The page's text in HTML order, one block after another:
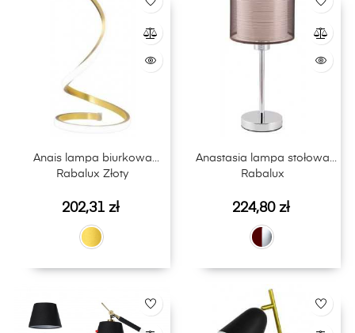
Anais lampa biurkowa
Rabalux Złoty
Cena
202,31 zł
Anastasia lampa stołowa
Rabalux
Cena
224,80 zł